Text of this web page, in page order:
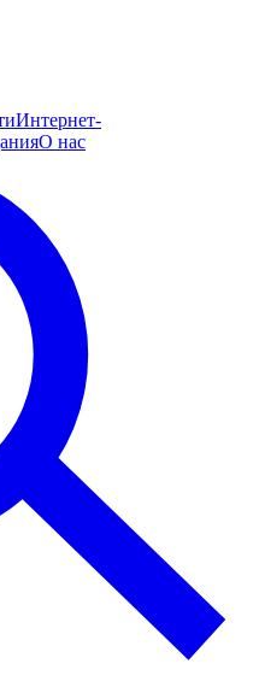
Интернет-
О нас